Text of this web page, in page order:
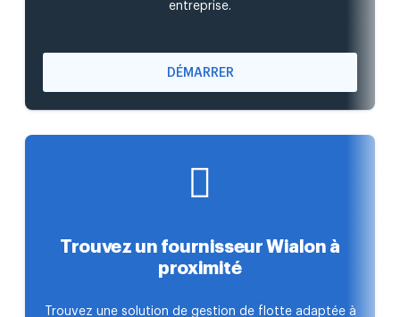
entreprise.
DÉMARRER
Trouvez un fournisseur Wialon à
proximité
Trouvez une solution de gestion de flotte adaptée à